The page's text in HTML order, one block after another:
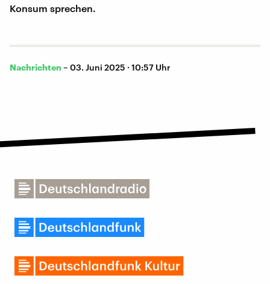
Konsum sprechen.
Nachrichten – 03. Juni 2025 · 10:57 Uhr